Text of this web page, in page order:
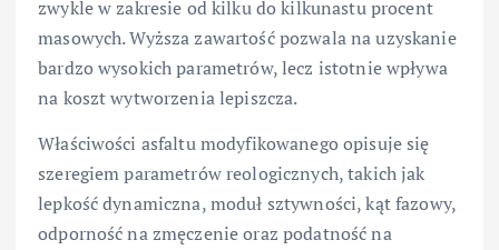
zwykle w zakresie od kilku do kilkunastu procent
masowych. Wyższa zawartość pozwala na uzyskanie
bardzo wysokich parametrów, lecz istotnie wpływa
na koszt wytworzenia lepiszcza.
Właściwości asfaltu modyfikowanego opisuje się
szeregiem parametrów reologicznych, takich jak
lepkość dynamiczna, moduł sztywności, kąt fazowy,
odporność na zmęczenie oraz podatność na